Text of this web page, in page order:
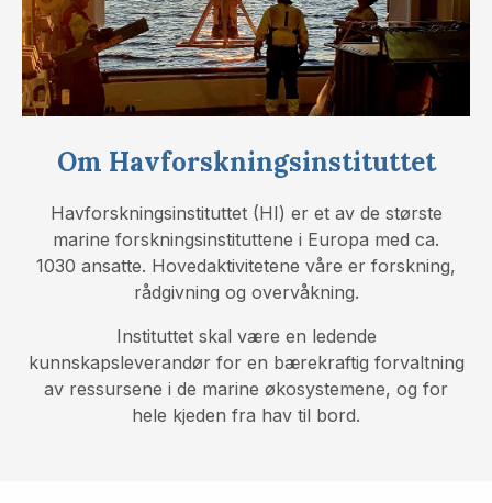
Om Havforskningsinstituttet
Havforskningsinstituttet (HI) er et av de største
marine forskningsinstituttene i Europa med ca.
1030 ansatte. Hovedaktivitetene våre er forskning,
rådgivning og overvåkning.
Instituttet skal være en ledende
kunnskapsleverandør for en bærekraftig forvaltning
av ressursene i de marine økosystemene, og for
hele kjeden fra hav til bord.